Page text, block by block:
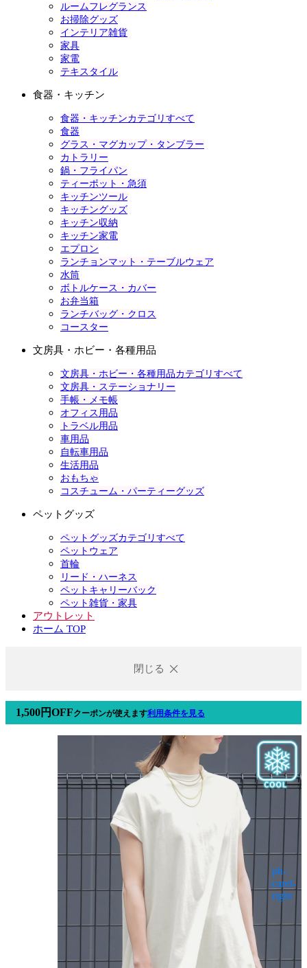
ルームフレグランス
お掃除グッズ
インテリア雑貨
家具
家電
テキスタイル
食器・キッチン
食器・キッチンカテゴリすべて
食器
グラス・マグカップ・タンブラー
カトラリー
鍋・フライパン
ティーポット・急須
キッチンツール
キッチングッズ
キッチン収納
キッチン家電
エプロン
ランチョンマット・テーブルウェア
水筒
ボトルケース・カバー
お弁当箱
ランチバッグ・クロス
コースター
文房具・ホビー・各種用品
文房具・ホビー・各種用品カテゴリすべて
文房具・ステーショナリー
手帳・メモ帳
オフィス用品
トラベル用品
車用品
自転車用品
生活用品
おもちゃ
コスチューム・パーティーグッズ
ペットグッズ
ペットグッズカテゴリすべて
ペットウェア
首輪
リード・ハーネス
ペットキャリーバック
ペット雑貨・家具
アウトレット
ホーム TOP
閉じる
1,500円OFFクーポンが使えます利用条件を見る